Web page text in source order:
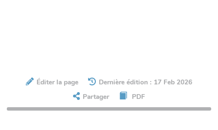
Éditer la page
Dernière édition : 17 Feb 2026
Partager
PDF